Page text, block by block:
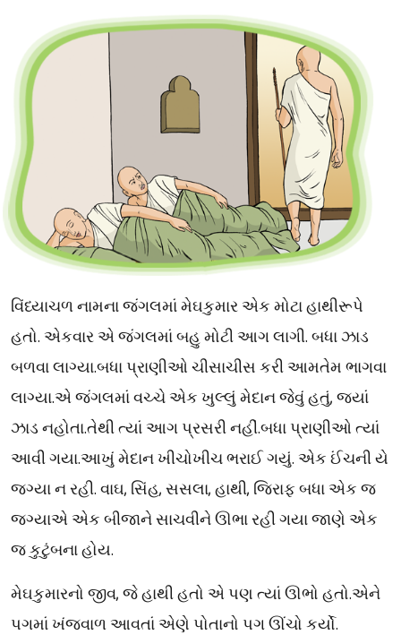
વિંધ્યાચળ નામના જંગલમાં મેઘકુમાર એક મોટા હાથીરૂપે
હતો. એકવાર એ જંગલમાં બહુ મોટી આગ લાગી. બધા ઝાડ
બળવા લાગ્યા.બધા પ્રાણીઓ ચીસાચીસ કરી આમતેમ ભાગવા
લાગ્યા.એ જંગલમાં વચ્ચે એક ખુલ્લું મેદાન જેવું હતું, જ્યાં
ઝાડ નહોતા.તેથી ત્યાં આગ પ્રસરી નહીં.બધા પ્રાણીઓ ત્યાં
આવી ગયા.આખું મેદાન ખીચોખીચ ભરાઈ ગયું. એક ઈંચની યે
જગ્યા ન રહી. વાઘ, સિંહ, સસલા, હાથી, જિરાફ બધા એક જ
જગ્યાએ એક બીજાને સાચવીને ઊભા રહી ગયા જાણે એક
જ કુટુંબના હોય.
મેઘકુમારનો જીવ, જે હાથી હતો એ પણ ત્યાં ઊભો હતો.એને
પગમાં ખંજવાળ આવતાં એણે પોતાનો પગ ઊંચો કર્યો.